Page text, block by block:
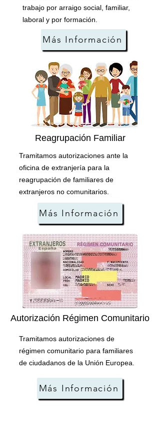
trabajo por arraigo social, familiar,
laboral y por formación.
Más Información
Reagrupación Familiar
Tramitamos autorizaciones ante la
oficina de extranjería para la
reagrupación de familiares de
extranjeros no comunitarios.
Más Información
Autorización Régimen Comunitario
Tramitamos autorizaciones de
régimen comunitario para familiares
de ciudadanos de la Unión Europea.
Más Información